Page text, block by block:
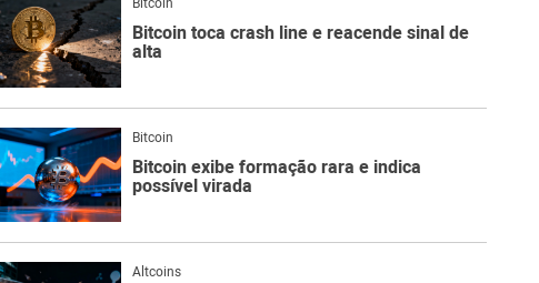
Bitcoin toca crash line e reacende sinal de
alta
Bitcoin
Bitcoin exibe formação rara e indica
possível virada
Altcoins